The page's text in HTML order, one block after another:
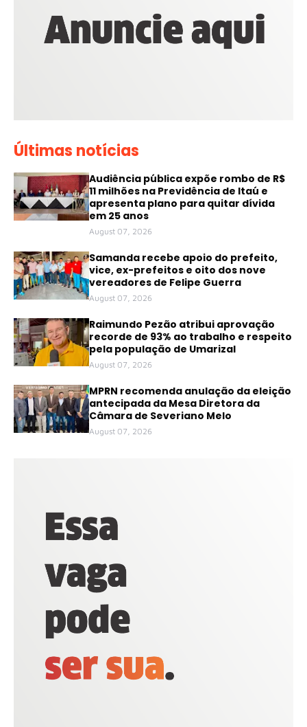
Últimas notícias
Audiência pública expõe rombo de R$
11 milhões na Previdência de Itaú e
apresenta plano para quitar dívida
em 25 anos
August 07, 2026
Samanda recebe apoio do prefeito,
vice, ex-prefeitos e oito dos nove
vereadores de Felipe Guerra
August 07, 2026
Raimundo Pezão atribui aprovação
recorde de 93% ao trabalho e respeito
pela população de Umarizal
August 07, 2026
MPRN recomenda anulação da eleição
antecipada da Mesa Diretora da
Câmara de Severiano Melo
August 07, 2026